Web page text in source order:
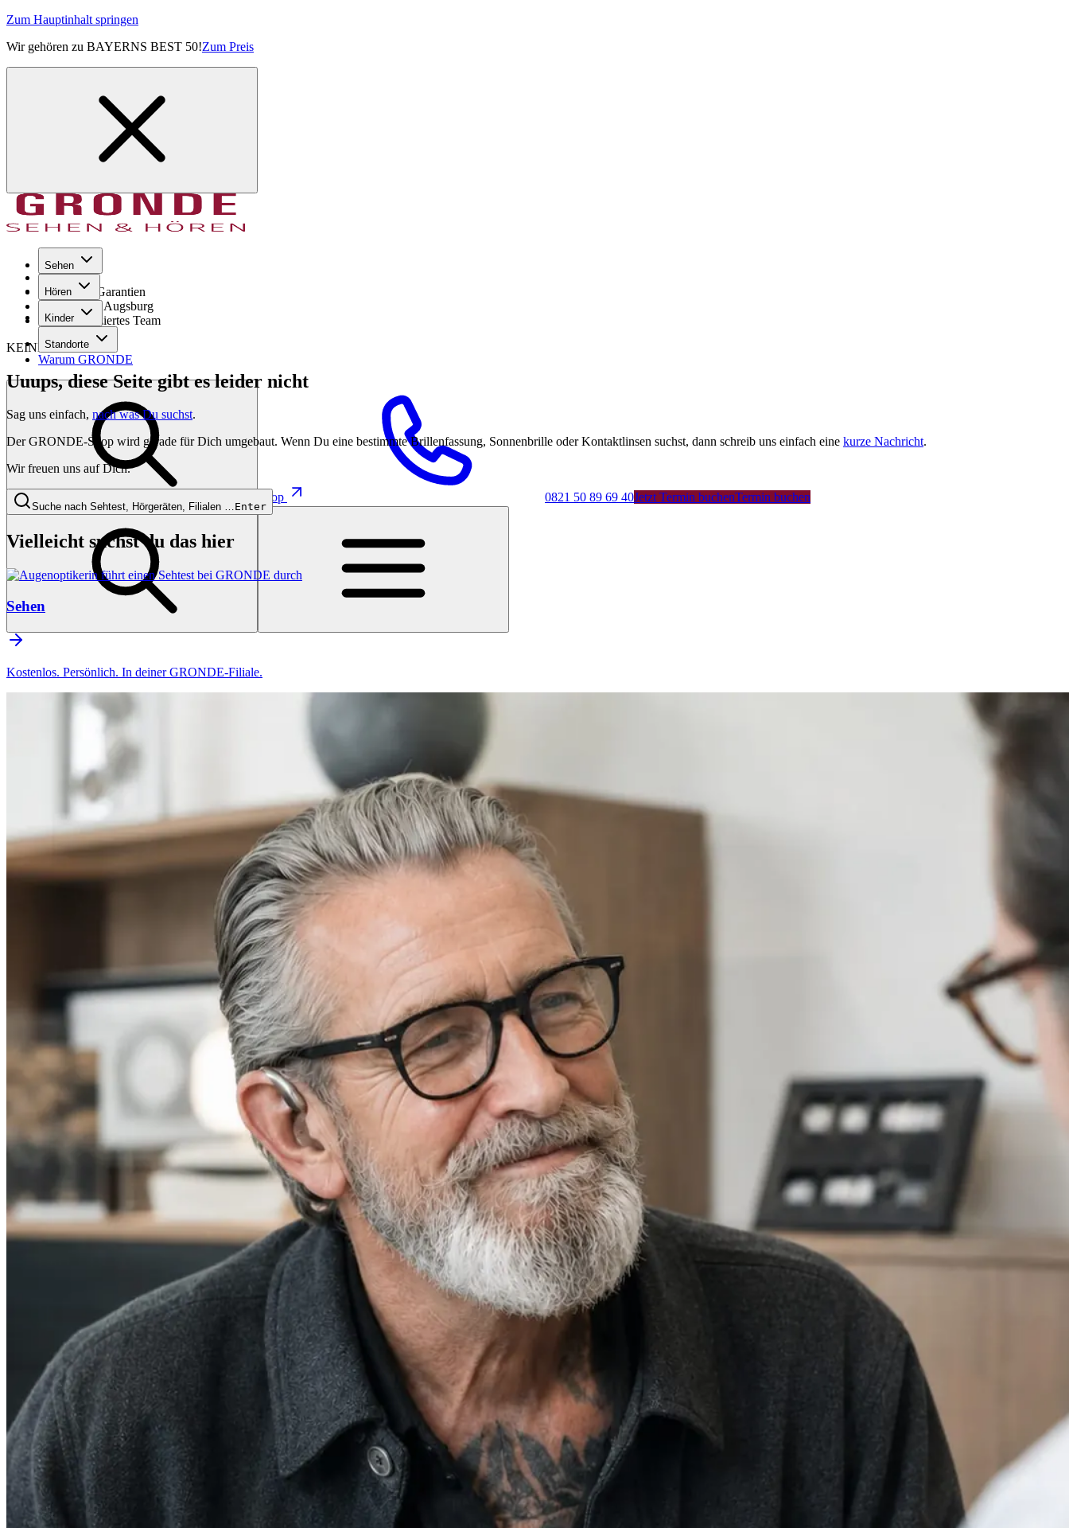
Zum Hauptinhalt springen
Wir gehören zu BAYERNS BEST 50!Zum Preis
Sehen
Hören
Kinder
Standorte
Warum GRONDE
Shop 0821 50 89 69 40Jetzt Termin buchenTermin buchen
Seit 1971
GRONDE Garantien
8× im Raum Augsburg
Hochqualifiziertes Team
KEINE SORGE!
Uuups, diese Seite gibt es leider nicht
Sag uns einfach, nach was Du suchst.
Der GRONDE-Shop wird gerade für Dich umgebaut. Wenn Du eine bestimmte Brillenfassung, Sonnenbrille oder Kontaktlinsen suchst, dann schreib uns einfach eine kurze Nachricht.
Wir freuen uns auf Dich.
Suche nach Sehtest, Hörgeräten, Filialen …Enter
Vielleicht suchst du das hier
Sehen
Kostenlos. Persönlich. In deiner GRONDE-Filiale.